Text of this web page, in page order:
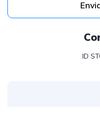
ID